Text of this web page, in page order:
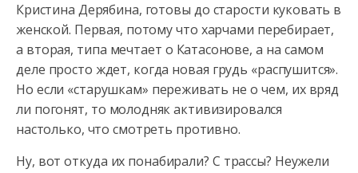
Кристина Дерябина, готовы до старости куковать в
женской. Первая, потому что харчами перебирает,
а вторая, типа мечтает о Катасонове, а на самом
деле просто ждет, когда новая грудь «распушится».
Но если «старушкам» переживать не о чем, их вряд
ли погонят, то молодняк активизировался
настолько, что смотреть противно.
Ну, вот откуда их понабирали? С трассы? Неужели